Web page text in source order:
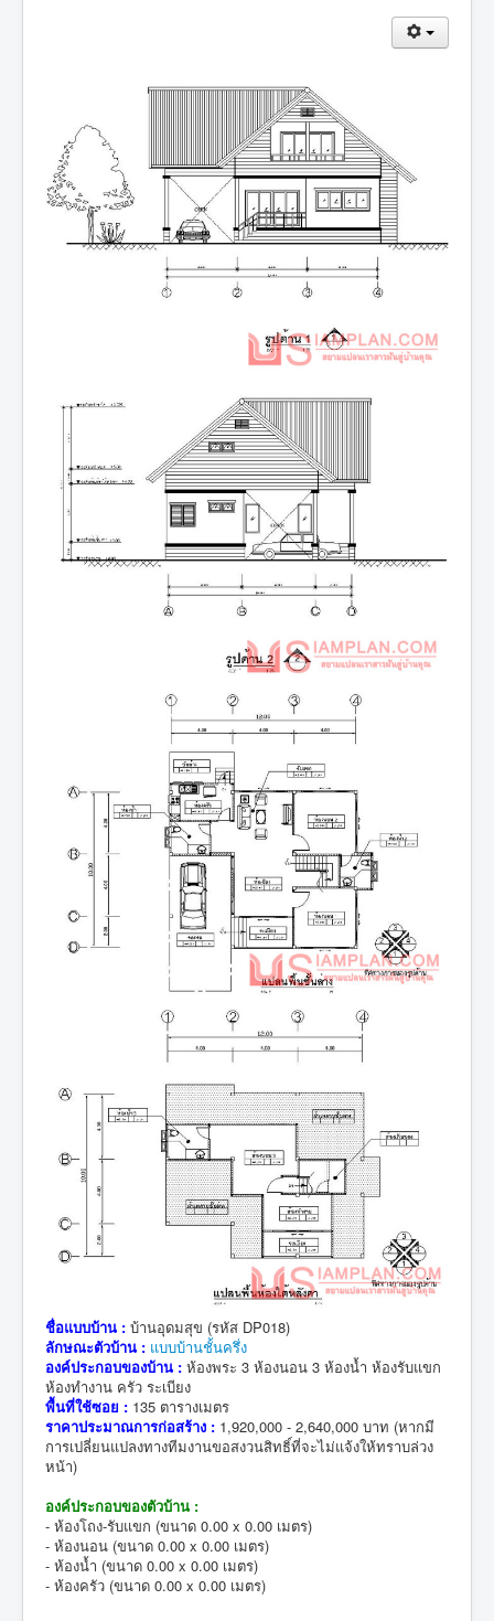
ชื่อแบบบ้าน : บ้านอุดมสุข (รหัส DP018)
ลักษณะตัวบ้าน : แบบบ้านชั้นครึ่ง
องค์ประกอบของบ้าน : ห้องพระ 3 ห้องนอน 3 ห้องน้ำ ห้องรับแขก
ห้องทำงาน ครัว ระเบียง
พื้นที่ใช้ซอย : 135 ตารางเมตร
ราคาประมาณการก่อสร้าง : 1,920,000 - 2,640,000 บาท (หากมี
การเปลี่ยนแปลงทางทีมงานขอสงวนสิทธิ์ที่จะไม่แจ้งให้ทราบล่วง
หน้า)
องค์ประกอบของตัวบ้าน :
- ห้องโถง-รับแขก (ขนาด 0.00 x 0.00 เมตร)
- ห้องนอน (ขนาด 0.00 x 0.00 เมตร)
- ห้องน้ำ (ขนาด 0.00 x 0.00 เมตร)
- ห้องครัว (ขนาด 0.00 x 0.00 เมตร)